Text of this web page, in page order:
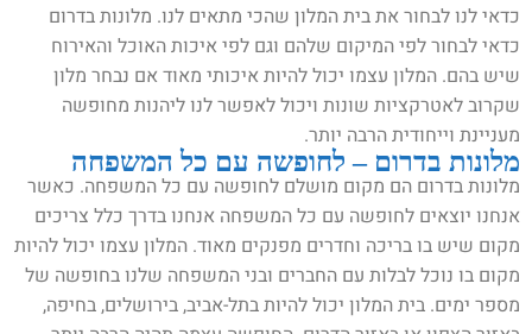
כדאי לנו לבחור את בית המלון שהכי מתאים לנו. מלונות בדרום
כדאי לבחור לפי המיקום שלהם וגם לפי איכות האוכל והאירוח
שיש בהם. המלון עצמו יכול להיות איכותי מאוד אם נבחר מלון
שקרוב לאטרקציות שונות ויכול לאפשר לנו ליהנות מחופשה
מעניינת וייחודית הרבה יותר.
מלונות בדרום – לחופשה עם כל המשפחה
מלונות בדרום הם מקום מושלם לחופשה עם כל המשפחה. כאשר
אנחנו יוצאים לחופשה עם כל המשפחה אנחנו בדרך כלל צריכים
מקום שיש בו בריכה וחדרים מפנקים מאוד. המלון עצמו יכול להיות
מקום בו נוכל לבלות עם החברים ובני המשפחה שלנו בחופשה של
מספר ימים. בית המלון יכול להיות בתל-אביב, בירושלים, בחיפה,